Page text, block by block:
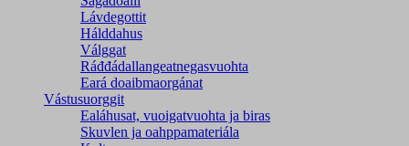
Lávdegottit
Hálddahus
Válggat
Ráđđádallangeatnegas­vuohta
Eará doaibmaorgánat
Vástusuorggit
Ealáhusat, vuoigatvuohta ja biras
Skuvlen ja oahppamateriála